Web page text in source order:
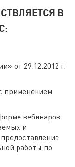
В
от 29.12.2012 г.
применением
вебинаров
и
работы по